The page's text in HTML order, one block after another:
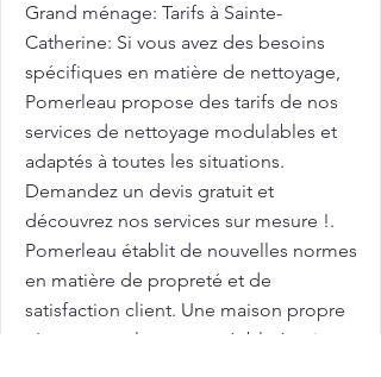
Grand ménage: Tarifs à Sainte-
Catherine: Si vous avez des besoins
spécifiques en matière de nettoyage,
Pomerleau propose des tarifs de nos
services de nettoyage modulables et
adaptés à toutes les situations.
Demandez un devis gratuit et
découvrez nos services sur mesure !.
Pomerleau établit de nouvelles normes
en matière de propreté et de
satisfaction client. Une maison propre
n'est pas seulement agréable à voir,